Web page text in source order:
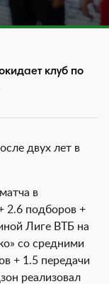
клуб по
двух лет в
в
2.6 подборов +
Лиге ВТБ на
со средними
+ 1.5 передачи
реализовал